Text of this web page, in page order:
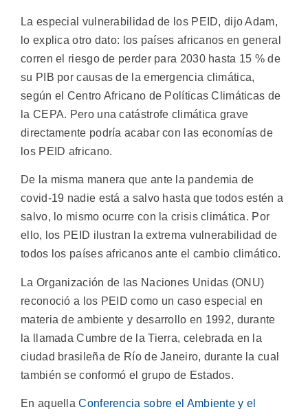
La especial vulnerabilidad de los PEID, dijo Adam,
lo explica otro dato: los países africanos en general
corren el riesgo de perder para 2030 hasta 15 % de
su PIB por causas de la emergencia climática,
según el Centro Africano de Políticas Climáticas de
la CEPA. Pero una catástrofe climática grave
directamente podría acabar con las economías de
los PEID africano.
De la misma manera que ante la pandemia de
covid-19 nadie está a salvo hasta que todos estén a
salvo, lo mismo ocurre con la crisis climática. Por
ello, los PEID ilustran la extrema vulnerabilidad de
todos los países africanos ante el cambio climático.
La Organización de las Naciones Unidas (ONU)
reconoció a los PEID como un caso especial en
materia de ambiente y desarrollo en 1992, durante
la llamada Cumbre de la Tierra, celebrada en la
ciudad brasileña de Río de Janeiro, durante la cual
también se conformó el grupo de Estados.
En aquellaConferencia sobre el Ambiente y el